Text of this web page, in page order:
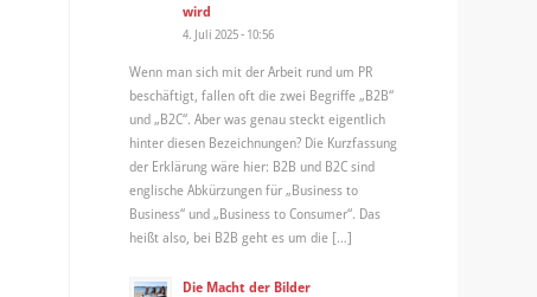
wird
4. Juli 2025 - 10:56
Wenn man sich mit der Arbeit rund um PR
beschäftigt, fallen oft die zwei Begriffe „B2B“
und „B2C“. Aber was genau steckt eigentlich
hinter diesen Bezeichnungen? Die Kurzfassung
der Erklärung wäre hier: B2B und B2C sind
englische Abkürzungen für „Business to
Business“ und „Business to Consumer“. Das
heißt also, bei B2B geht es um die […]
Die Macht der Bilder